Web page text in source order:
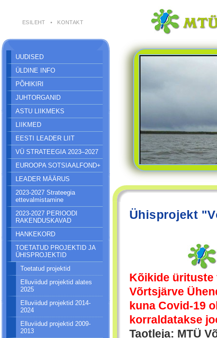
ESILEHT • KONTAKT
UUDISED
ÜLDINE INFO
PÕHIKIRI
JUHTORGANID
ASTU LIIKMEKS
LIIKMED
EESTI LEADER LIIT
VÜ STRATEEGIA 2023–2027
EUROOPA SOTSIAALFOND+
LEADER MÄÄRUS
2023-2027 Strateegia
ettevalmistamine
2023-2027 PERIOODI
RAKENDUSKAVAD
HANKEKORD
TOETATUD PROJEKTID JA
ÜHISPROJEKTID
Toetatud projektid
Elluviidud projektid alates
2025
Elluviidud projektid 2014-
2024
Elluviidud projektid 2009-
2013
Ühisprojekt
Kõikide ürituste
Võrtsjärve
kuna Covid-19
korraldatakse
Taotleja: MTÜ